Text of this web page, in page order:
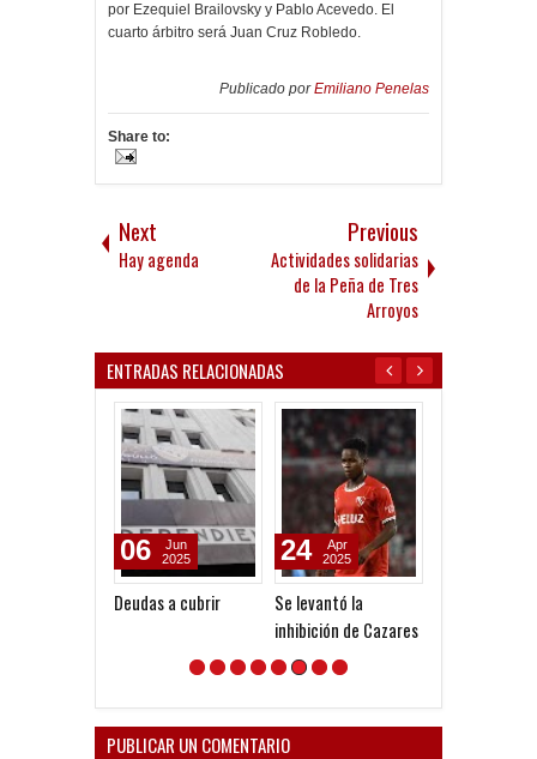
por Ezequiel Brailovsky y Pablo Acevedo. El
cuarto árbitro será Juan Cruz Robledo.
Publicado porEmiliano Penelas
Share to:
Next
Hay agenda
Previous
Actividades solidarias
de la Peña de Tres
Arroyos
ENTRADAS RELACIONADAS
Deudas a cubrir
06
Jun
2025
Se levantó la
inhibición de Cazares
24
Apr
2025
PUBLICAR UN COMENTARIO